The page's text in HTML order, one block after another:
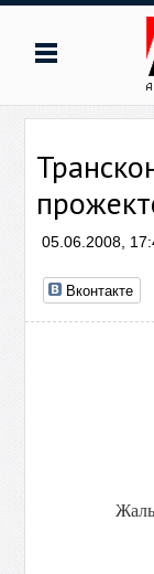
05.06.2008,
Вконтакте